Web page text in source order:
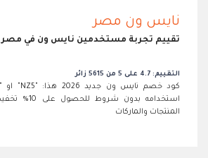
نايس ون مصر
تقييم تجربة مستخدمين نايس ون في مصر
التقييم: 4.7 على 5 من 5615 زائر
استخدامه بدون
المنتجات والماركات